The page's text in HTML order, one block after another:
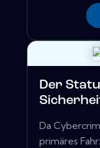
Der
Da
primäres